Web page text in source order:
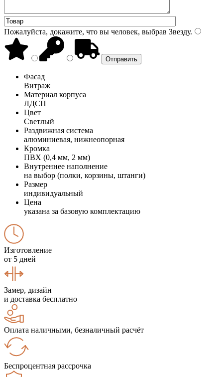
Пожалуйста, докажите, что вы человек, выбрав Звезду.
Фасад
Витраж
Материал корпуса
ЛДСП
Цвет
Светлый
Раздвижная система
алюминиевая, нижнеопорная
Кромка
ПВХ (0,4 мм, 2 мм)
Внутреннее наполнение
на выбор (полки, корзины, штанги)
Размер
индивидуальный
Цена
указана за базовую комплектацию
Изготовление
от 5 дней
Замер, дизайн
и доставка бесплатно
Оплата наличными, безналичный расчёт
Беспроцентная рассрочка